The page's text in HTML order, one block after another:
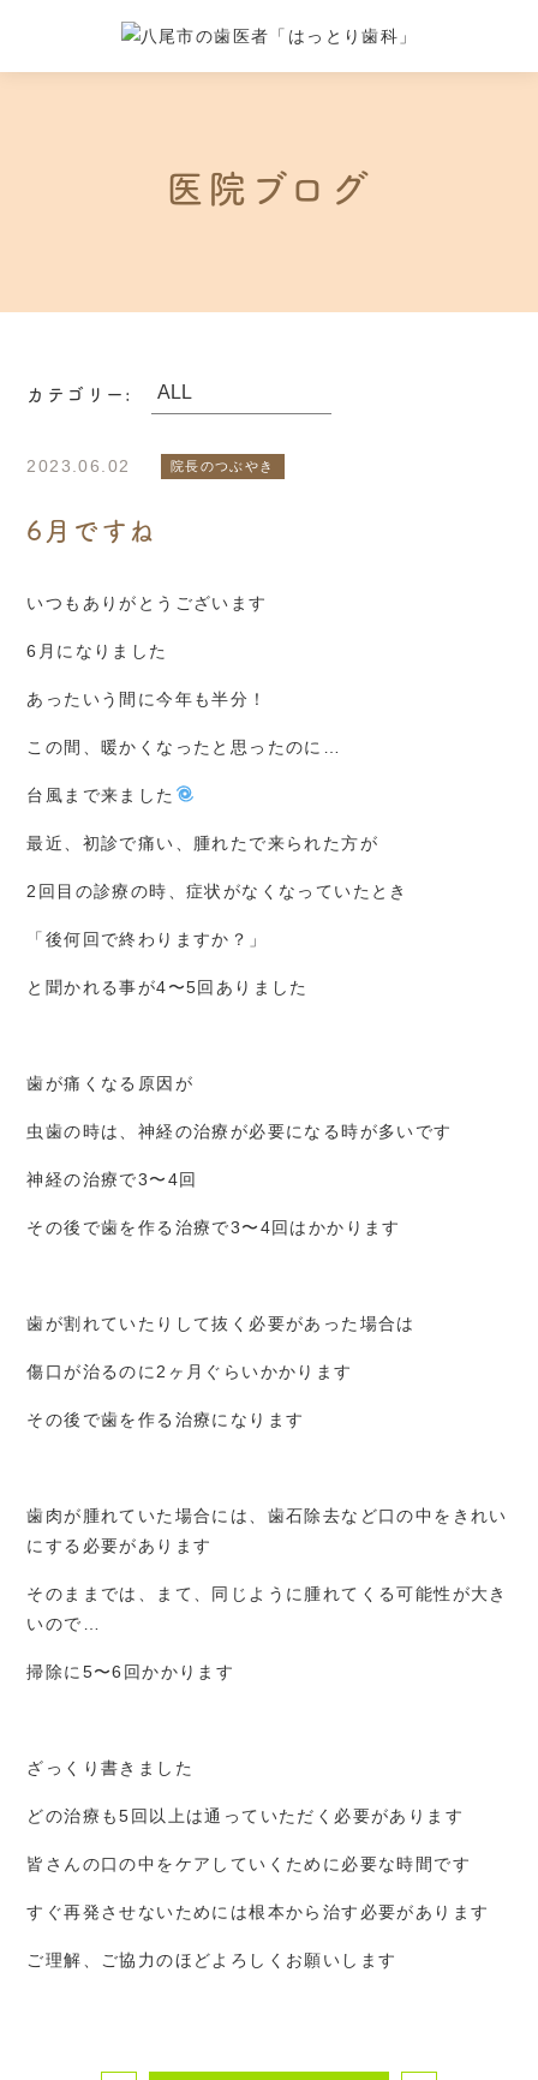
医院ブログ
カテゴリー:
2023.06.02 院長のつぶやき
6月ですね
いつもありがとうございます
6月になりました
あったいう間に今年も半分！
この間、暖かくなったと思ったのに…
台風まで来ました
最近、初診で痛い、腫れたで来られた方が
2回目の診療の時、症状がなくなっていたとき
「後何回で終わりますか？」
と聞かれる事が4〜5回ありました
歯が痛くなる原因が
虫歯の時は、神経の治療が必要になる時が多いです
神経の治療で3〜4回
その後で歯を作る治療で3〜4回はかかります
歯が割れていたりして抜く必要があった場合は
傷口が治るのに2ヶ月ぐらいかかります
その後で歯を作る治療になります
歯肉が腫れていた場合には、歯石除去など口の中をきれい
にする必要があります
そのままでは、まて、同じように腫れてくる可能性が大き
いので…
掃除に5〜6回かかります
ざっくり書きました
どの治療も5回以上は通っていただく必要があります
皆さんの口の中をケアしていくために必要な時間です
すぐ再発させないためには根本から治す必要があります
ご理解、ご協力のほどよろしくお願いします